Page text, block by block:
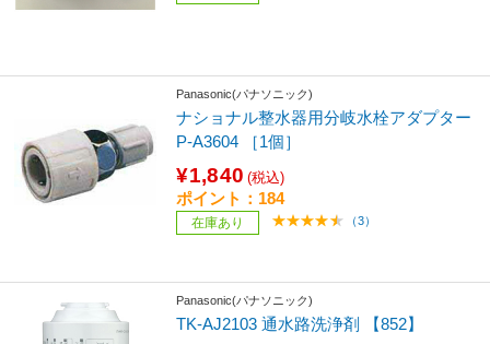
Panasonic(パナソニック)
ナショナル整水器用分岐水栓アダプター
P-A3604 ［1個］
¥1,840 (税込)
ポイント：184
在庫あり （3）
Panasonic(パナソニック)
TK-AJ2103 通水路洗浄剤 【852】